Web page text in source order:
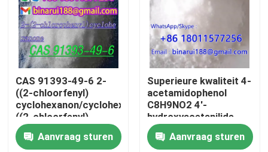
Fabriekstocht
Kwaliteitscontrole
Vraag een offerte
Dagelijkse chemische grondstoffen
CAS 91393-49-6 2-
((2-chloorfenyl)
cyclohexanon/cyclohexanon,2-
((2-chloorfenyl)
Aanvraag sturen
Superieure kwaliteit 4-
acetamidophenol
C8H9NO2 4'-
hydroxyacetanilide
CAS 103-90-2
Aanvraag sturen